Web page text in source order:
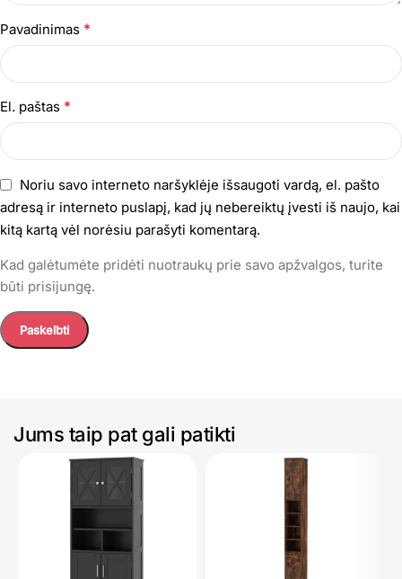
Pavadinimas *
El. paštas *
Noriu savo interneto naršyklėje išsaugoti vardą, el. pašto
adresą ir interneto puslapį, kad jų nebereiktų įvesti iš naujo, kai
kitą kartą vėl norėsiu parašyti komentarą.
Kad galėtumėte pridėti nuotraukų prie savo apžvalgos, turite
būti prisijungę.
Jums taip pat gali patikti